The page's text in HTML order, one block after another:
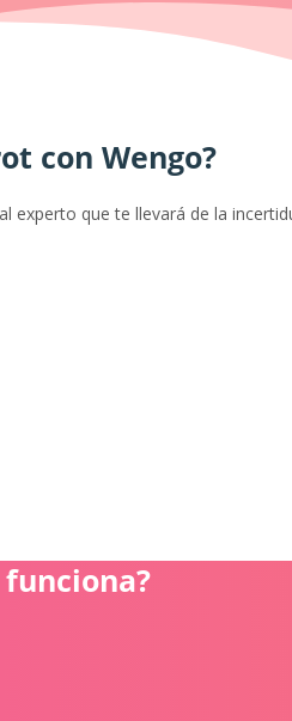
con Wengo?
que te llevará de la
funciona?